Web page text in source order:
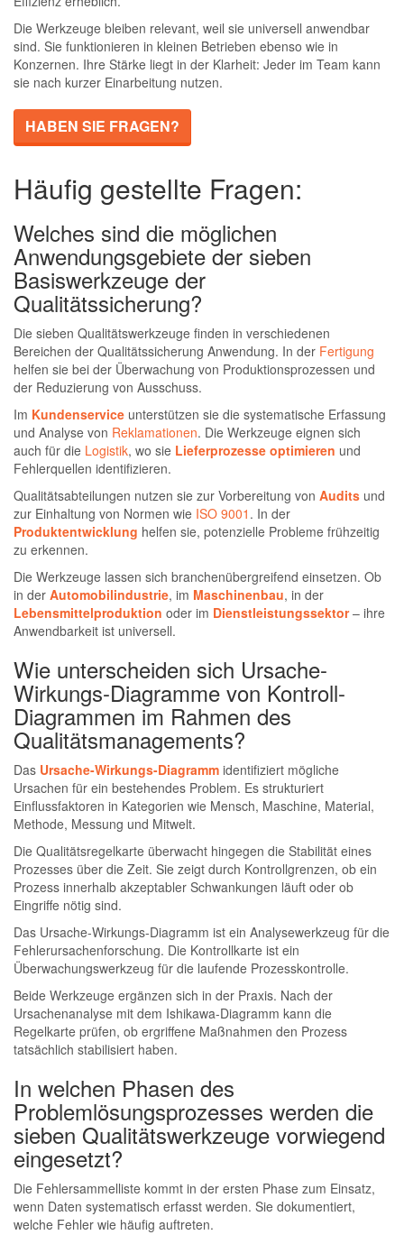
Die Werkzeuge bleiben relevant, weil sie universell anwendbar
sind. Sie funktionieren in kleinen Betrieben ebenso wie in
Konzernen. Ihre Stärke liegt in der Klarheit: Jeder im Team kann
sie nach kurzer Einarbeitung nutzen.
HABEN SIE FRAGEN?
Häufig gestellte Fragen:
Welches sind die möglichen
Anwendungsgebiete der sieben
Basiswerkzeuge der
Qualitätssicherung?
Die sieben Qualitätswerkzeuge finden in verschiedenen
Bereichen der Qualitätssicherung Anwendung. In der Fertigung
helfen sie bei der Überwachung von Produktionsprozessen und
der Reduzierung von Ausschuss.
Im Kundenservice unterstützen sie die systematische Erfassung
und Analyse von Reklamationen. Die Werkzeuge eignen sich
auch für die Logistik, wo sie Lieferprozesse optimieren und
Fehlerquellen identifizieren.
Qualitätsabteilungen nutzen sie zur Vorbereitung von Audits und
zur Einhaltung von Normen wie ISO 9001 . In der
Produktentwicklung helfen sie, potenzielle Probleme frühzeitig
zu erkennen.
Die Werkzeuge lassen sich branchenübergreifend einsetzen. Ob
in der Automobilindustrie, im Maschinenbau, in der
Lebensmittelproduktion oder im Dienstleistungssektor– ihre
Anwendbarkeit ist universell.
Wie unterscheiden sich Ursache-
Wirkungs-Diagramme von Kontroll-
Diagrammen im Rahmen des
Qualitätsmanagements?
Das Ursache-Wirkungs-Diagramm identifiziert mögliche
Ursachen für ein bestehendes Problem. Es strukturiert
Einflussfaktoren in Kategorien wie Mensch, Maschine, Material,
Methode, Messung und Mitwelt.
Die Qualitätsregelkarte überwacht hingegen die Stabilität eines
Prozesses über die Zeit. Sie zeigt durch Kontrollgrenzen, ob ein
Prozess innerhalb akzeptabler Schwankungen läuft oder ob
Eingriffe nötig sind.
Das Ursache-Wirkungs-Diagramm ist ein Analysewerkzeug für die
Fehlerursachenforschung. Die Kontrollkarte ist ein
Überwachungswerkzeug für die laufende Prozesskontrolle.
Beide Werkzeuge ergänzen sich in der Praxis. Nach der
Ursachenanalyse mit dem Ishikawa-Diagramm kann die
Regelkarte prüfen, ob ergriffene Maßnahmen den Prozess
tatsächlich stabilisiert haben.
In welchen Phasen des
Problemlösungsprozesses werden die
sieben Qualitätswerkzeuge vorwiegend
eingesetzt?
Die Fehlersammelliste kommt in der ersten Phase zum Einsatz,
wenn Daten systematisch erfasst werden. Sie dokumentiert,
welche Fehler wie häufig auftreten.